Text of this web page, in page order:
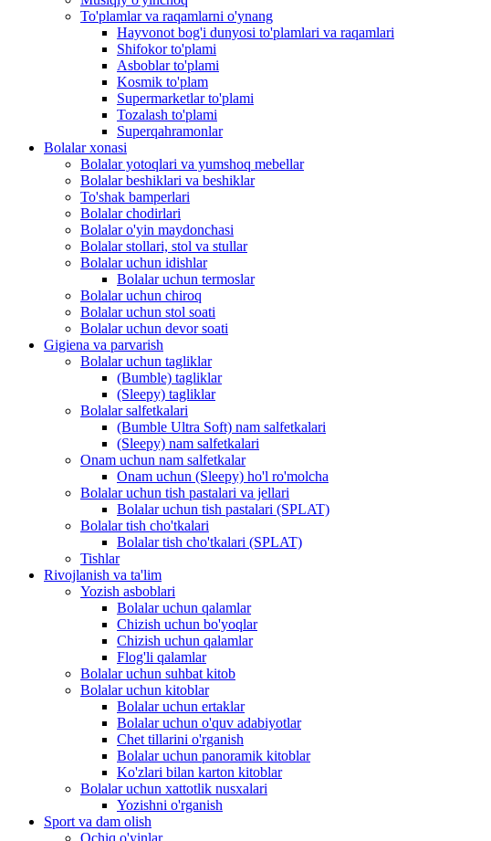
To'plamlar va raqamlarni o'ynang
Hayvonot bog'i dunyosi to'plamlari va raqamlari
Shifokor to'plami
Asboblar to'plami
Kosmik to'plam
Supermarketlar to'plami
Tozalash to'plami
Superqahramonlar
Bolalar xonasi
Bolalar yotoqlari va yumshoq mebellar
Bolalar beshiklari va beshiklar
To'shak bamperlari
Bolalar chodirlari
Bolalar o'yin maydonchasi
Bolalar stollari, stol va stullar
Bolalar uchun idishlar
Bolalar uchun termoslar
Bolalar uchun chiroq
Bolalar uchun stol soati
Bolalar uchun devor soati
Gigiena va parvarish
Bolalar uchun tagliklar
(Bumble) tagliklar
(Sleepy) tagliklar
Bolalar salfetkalari
(Bumble Ultra Soft) nam salfetkalari
(Sleepy) nam salfetkalari
Onam uchun nam salfetkalar
Onam uchun (Sleepy) ho'l ro'molcha
Bolalar uchun tish pastalari va jellari
Bolalar uchun tish pastalari (SPLAT)
Bolalar tish cho'tkalari
Bolalar tish cho'tkalari (SPLAT)
Tishlar
Rivojlanish va ta'lim
Yozish asboblari
Bolalar uchun qalamlar
Chizish uchun bo'yoqlar
Chizish uchun qalamlar
Flog'li qalamlar
Bolalar uchun suhbat kitob
Bolalar uchun kitoblar
Bolalar uchun ertaklar
Bolalar uchun o'quv adabiyotlar
Chet tillarini o'rganish
Bolalar uchun panoramik kitoblar
Ko'zlari bilan karton kitoblar
Bolalar uchun xattotlik nusxalari
Yozishni o'rganish
Sport va dam olish
Ochiq o'yinlar